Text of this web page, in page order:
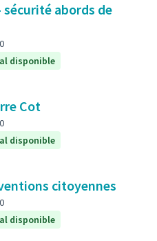
sécurité abords de
0
disponible
Cot
0
disponible
citoyennes
0
disponible